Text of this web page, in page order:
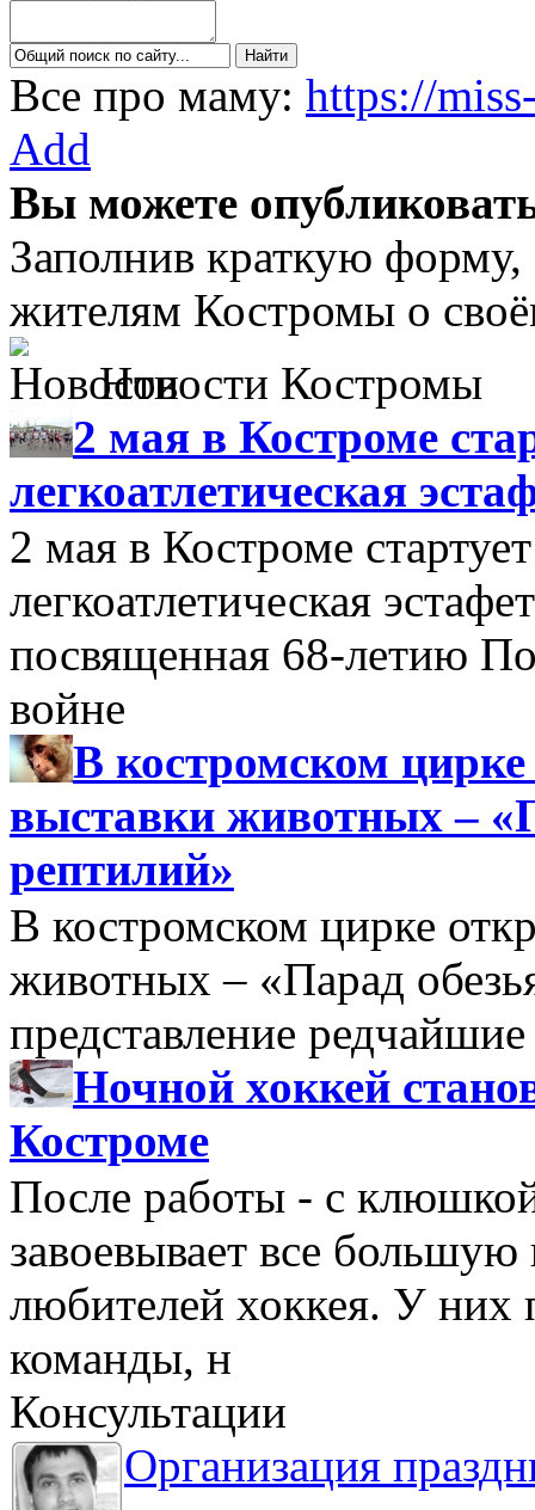
Все про маму: https://
Add
Вы можете
Заполнив краткую форму,
жителям Костромы о
Новости Костромы
2 мая в Костроме
легкоатлетическая
2 мая в Костроме
легкоатлетическая
посвященная 68-летию
войне
В костромском
выставки животных –
рептилий»
В костромском цирке
животных – «Парад
представление
Ночной хоккей
Костроме
После работы - с
завоевывает все
любителей хоккея. У них
команды, н
Консультации
Организация